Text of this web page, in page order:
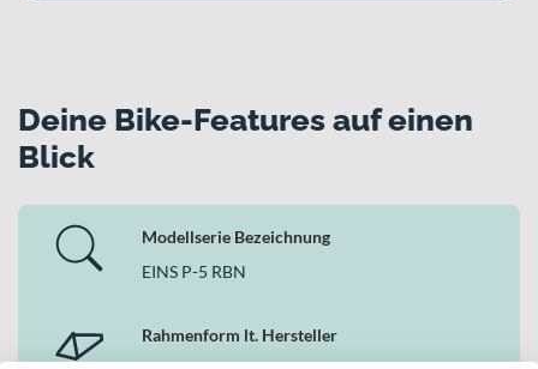
Deine Bike-Features auf einen
Blick
Modellserie Bezeichnung
EINS P-5 RBN
Rahmenform lt. Hersteller